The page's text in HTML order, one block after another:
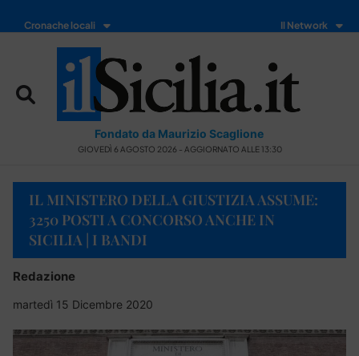
Cronache locali Il Network
Fondato da Maurizio Scaglione
GIOVEDÌ 6 AGOSTO 2026 - AGGIORNATO ALLE 13:30
IL MINISTERO DELLA GIUSTIZIA ASSUME:
3250 POSTI A CONCORSO ANCHE IN
SICILIA | I BANDI
Redazione
martedì 15 Dicembre 2020